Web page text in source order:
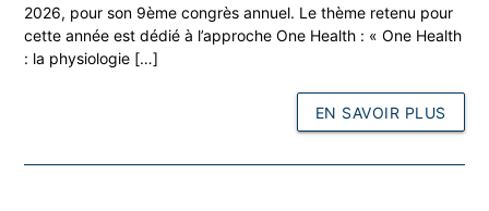
2026, pour son 9ème congrès annuel. Le thème retenu pour
cette année est dédié à l’approche One Health : « One Health
: la physiologie […]
EN SAVOIR PLUS